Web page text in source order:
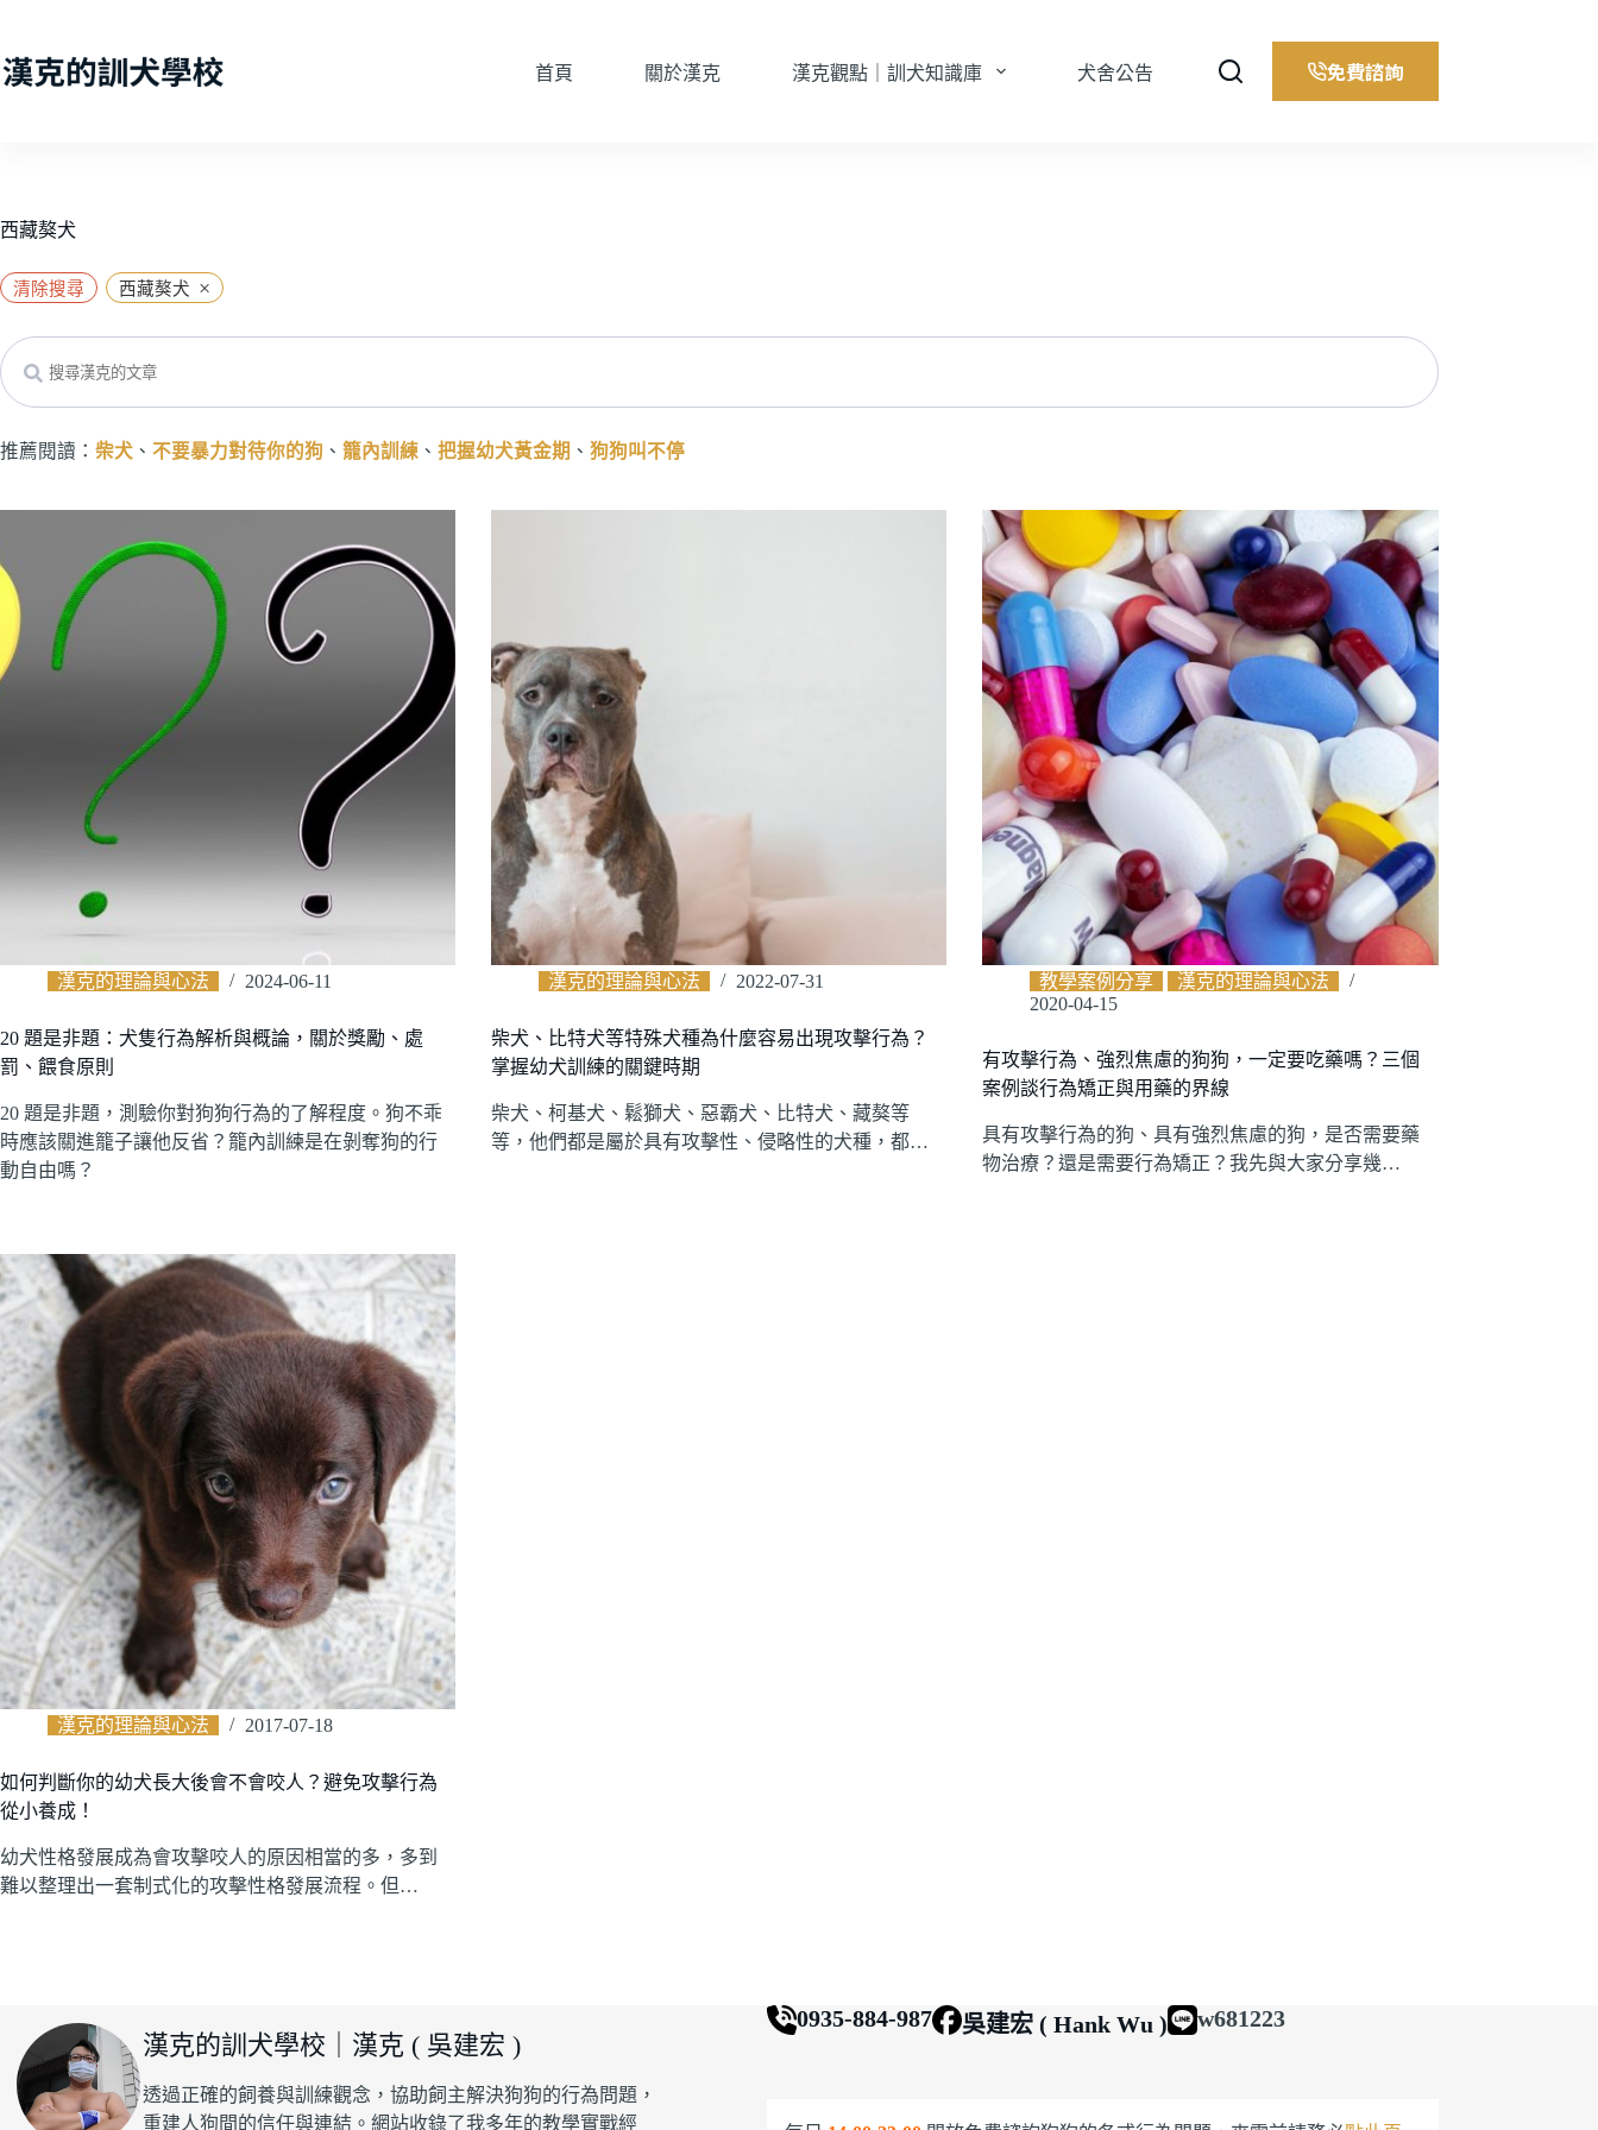
主
首頁 關於漢克 漢克觀點｜訓犬知識庫 犬舍公告 免費諮詢
西藏獒犬
清除搜尋 西藏獒犬 ×
Search
推薦閱讀： 柴犬 、 不要暴力對待你的狗 、 籠內訓練 、 把握幼犬黃金期 、 狗狗叫不停
漢克的理論與心法 2024-06-11
20 題是非題：犬隻行為解析與概論，關於獎勵、處
罰、餵食原則
20 題是非題，測驗你對狗狗行為的了解程度。狗不乖
時應該關進籠子讓他反省？籠內訓練是在剝奪狗的行
動自由嗎？
漢克的理論與心法 2022-07-31
柴犬、比特犬等特殊犬種為什麼容易出現攻擊行為？
掌握幼犬訓練的關鍵時期
柴犬、柯基犬、鬆獅犬、惡霸犬、比特犬、藏獒等
等，他們都是屬於具有攻擊性、侵略性的犬種，都…
教學案例分享
漢克的理論與心法
2020-04-15
有攻擊行為、強烈焦慮的狗狗，一定要吃藥嗎？三個
案例談行為矯正與用藥的界線
具有攻擊行為的狗、具有強烈焦慮的狗，是否需要藥
物治療？還是需要行為矯正？我先與大家分享幾…
漢克的理論與心法 2017-07-18
如何判斷你的幼犬長大後會不會咬人？避免攻擊行為
從小養成！
幼犬性格發展成為會攻擊咬人的原因相當的多，多到
難以整理出一套制式化的攻擊性格發展流程。但…
漢克的訓犬學校｜漢克 ( 吳建宏 )
透過正確的飼養與訓練觀念，協助飼主解決狗狗的行為問題，
重建人狗間的信任與連結。網站收錄了我多年的教學實戰經
0935-884-987 吳建宏 ( Hank Wu ) w681223